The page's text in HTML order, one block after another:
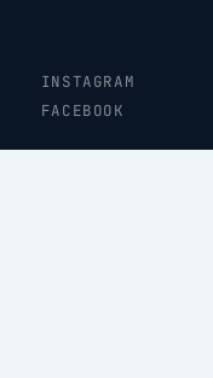
INSTAGRAM
FACEBOOK